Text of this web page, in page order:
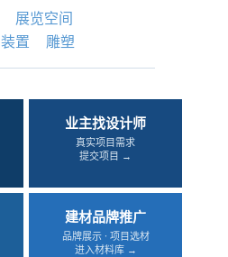
展览空间
装置 雕塑
业主找设计师
真实项目需求
提交项目 →
建材品牌推广
品牌展示 · 项目选材
进入材料库 →